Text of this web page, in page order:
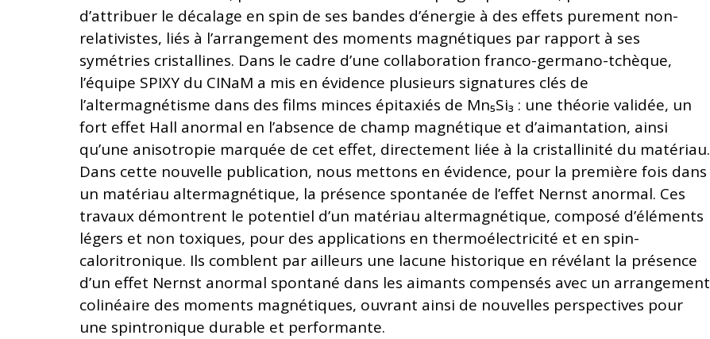
d’attribuer le décalage en spin de ses bandes d’énergie à des effets purement non-
relativistes, liés à l’arrangement des moments magnétiques par rapport à ses
symétries cristallines. Dans le cadre d’une collaboration franco-germano-tchèque,
l’équipe SPIXY du CINaM a mis en évidence plusieurs signatures clés de
l’altermagnétisme dans des films minces épitaxiés de Mn₅Si₃ : une théorie validée, un
fort effet Hall anormal en l’absence de champ magnétique et d’aimantation, ainsi
qu’une anisotropie marquée de cet effet, directement liée à la cristallinité du matériau.
Dans cette nouvelle publication, nous mettons en évidence, pour la première fois dans
un matériau altermagnétique, la présence spontanée de l’effet Nernst anormal. Ces
travaux démontrent le potentiel d’un matériau altermagnétique, composé d’éléments
légers et non toxiques, pour des applications en thermoélectricité et en spin-
caloritronique. Ils comblent par ailleurs une lacune historique en révélant la présence
d’un effet Nernst anormal spontané dans les aimants compensés avec un arrangement
colinéaire des moments magnétiques, ouvrant ainsi de nouvelles perspectives pour
une spintronique durable et performante.